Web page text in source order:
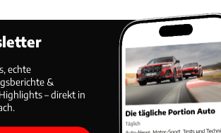
echte
&
– direkt in